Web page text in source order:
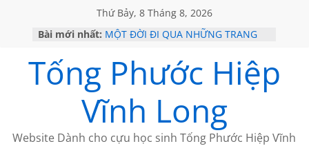
Thứ Bảy, 8 Tháng 8, 2026
Bài mới nhất: MỘT ĐỜI ĐI QUA NHỮNG TRANG
KHÔNG ĐỀ 19 CỦA THÁI LÃO
CHÙM THƠ CỦA BÍCH HÀ
GIÃ TỪ ĐÀ LẠT của ANTH ĐOÀN
HỌC SỬ HỒI XƯA
Tống Phước Hiệp
Vĩnh Long
Website Dành cho cựu học sinh Tống Phước Hiệp Vĩnh